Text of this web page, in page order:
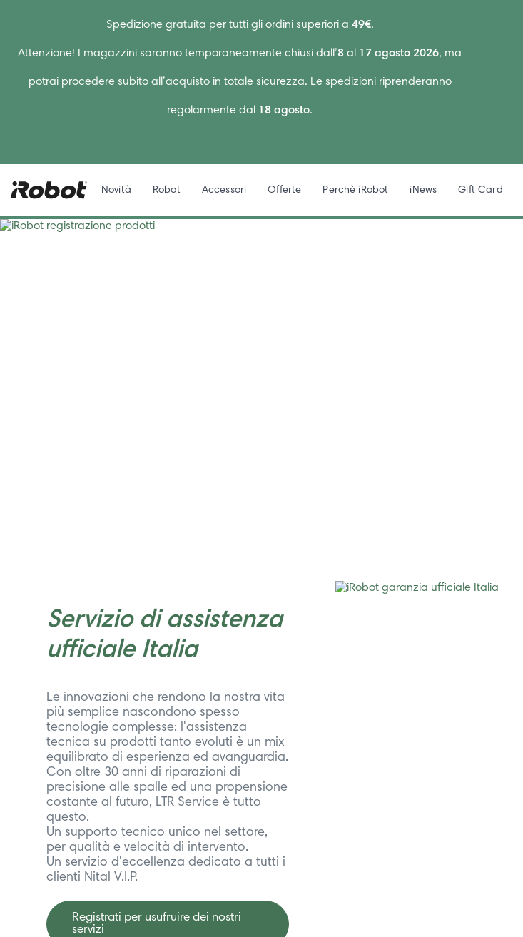
Spedizione gratuita per tutti gli ordini superiori a 49€.
Attenzione! I magazzini saranno temporaneamente chiusi dall’8 al 17 agosto 2026, ma
potrai procedere subito all’acquisto in totale sicurezza. Le spedizioni riprenderanno
regolarmente dal 18 agosto.
Novità Robot Accessori Offerte Perchè iRobot iNews Gift Card
Servizio di assistenza
ufficiale Italia
Le innovazioni che rendono la nostra vita
più semplice nascondono spesso
tecnologie complesse: l'assistenza
tecnica su prodotti tanto evoluti è un mix
equilibrato di esperienza ed avanguardia.
Con oltre 30 anni di riparazioni di
precisione alle spalle ed una propensione
costante al futuro, LTR Service è tutto
questo.
Un supporto tecnico unico nel settore,
per qualità e velocità di intervento.
Un servizio d'eccellenza dedicato a tutti i
clienti Nital V.I.P.
Registrati per usufruire dei nostri
servizi